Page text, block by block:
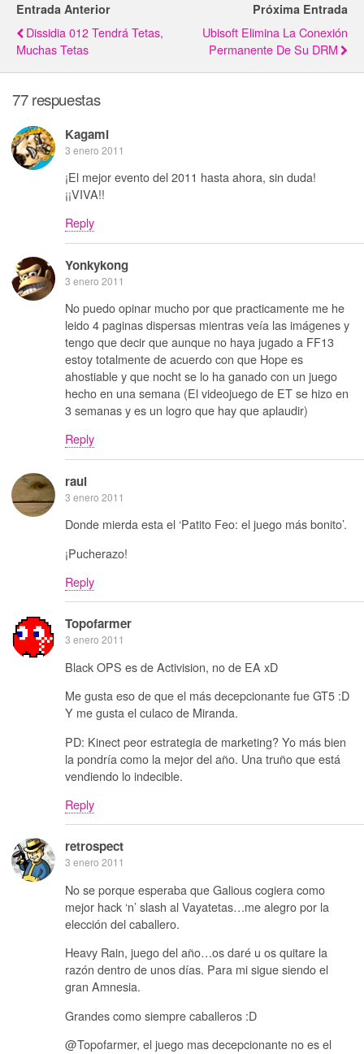
Entrada Anterior
Dissidia 012 Tendrá Tetas,
Muchas Tetas
Próxima Entrada
Ubisoft Elimina La Conexión
Permanente De Su DRM
77 respuestas
Kagami
3 enero 2011
¡El mejor evento del 2011 hasta ahora, sin duda!
¡¡VIVA!!
Reply
Yonkykong
3 enero 2011
No puedo opinar mucho por que practicamente me he
leido 4 paginas dispersas mientras veía las imágenes y
tengo que decir que aunque no haya jugado a FF13
estoy totalmente de acuerdo con que Hope es
ahostiable y que nocht se lo ha ganado con un juego
hecho en una semana (El videojuego de ET se hizo en
3 semanas y es un logro que hay que aplaudir)
Reply
raul
3 enero 2011
Donde mierda esta el ‘Patito Feo: el juego más bonito’.
¡Pucherazo!
Reply
Topofarmer
3 enero 2011
Black OPS es de Activision, no de EA xD
Me gusta eso de que el más decepcionante fue GT5 :D
Y me gusta el culaco de Miranda.
PD: Kinect peor estrategia de marketing? Yo más bien
la pondría como la mejor del año. Una truño que está
vendiendo lo indecible.
Reply
retrospect
3 enero 2011
No se porque esperaba que Galious cogiera como
mejor hack ‘n’ slash al Vayatetas…me alegro por la
elección del caballero.
Heavy Rain, juego del año…os daré u os quitare la
razón dentro de unos días. Para mi sigue siendo el
gran Amnesia.
Grandes como siempre caballeros :D
@Topofarmer, el juego mas decepcionante no es el